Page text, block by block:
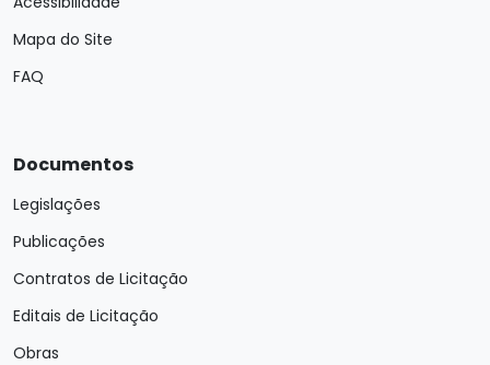
Mapa do Site
FAQ
Documentos
Legislações
Publicações
Contratos de Licitação
Editais de Licitação
Obras